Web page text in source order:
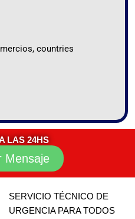
countries
LAS 24HS
Mensaje
SERVICIO TÉCNICO DE
URGENCIA PARA TODOS